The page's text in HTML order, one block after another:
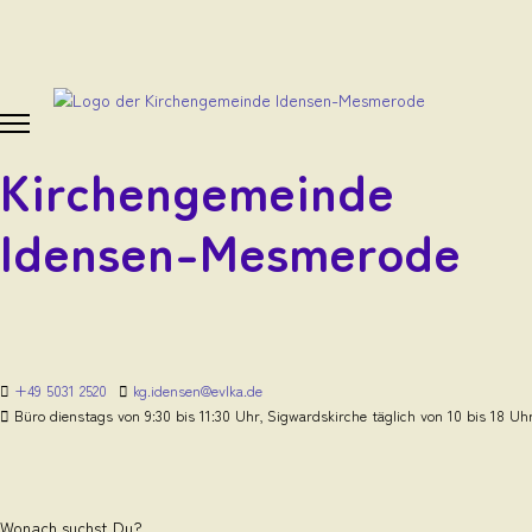
Kirchengemeinde
Idensen-Mesmerode
+49 5031 2520
kg.idensen@evlka.de
Büro dienstags von 9:30 bis 11:30 Uhr, Sigwardskirche täglich von 10 bis 18
Wonach suchst Du?